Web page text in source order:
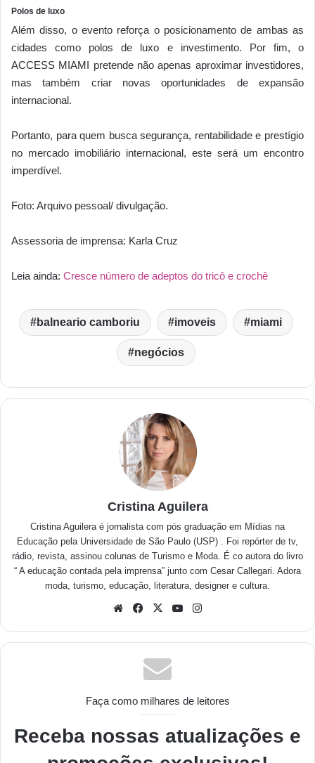
Polos de luxo
Além disso, o evento reforça o posicionamento de ambas as
cidades como polos de luxo e investimento. Por fim, o
ACCESS MIAMI pretende não apenas aproximar investidores,
mas também criar novas oportunidades de expansão
internacional.
Portanto, para quem busca segurança, rentabilidade e prestígio
no mercado imobiliário internacional, este será um encontro
imperdível.
Foto: Arquivo pessoal/ divulgação.
Assessoria de imprensa: Karla Cruz
Leia ainda: Cresce número de adeptos do tricô e crochê
balneario camboriu imoveis miami
negócios
Cristina Aguilera
Cristina Aguilera é jornalista com pós graduação em Mídias na
Educação pela Universidade de São Paulo (USP) . Foi repórter de tv,
rádio, revista, assinou colunas de Turismo e Moda. É co autora do livro
“ A educação contada pela imprensa” junto com Cesar Callegari. Adora
moda, turismo, educação, literatura, designer e cultura.
Faça como milhares de leitores
Receba nossas atualizações e